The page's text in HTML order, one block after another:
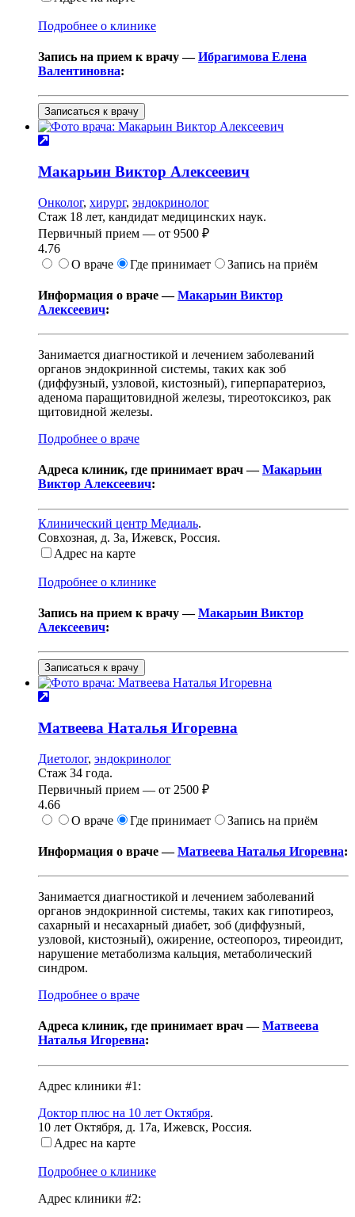
Подробнее о клинике
Запись на прием к врачу —Ибрагимова Елена
Валентиновна:
Записаться к врачу
Макарьин Виктор Алексеевич
Онколог, хирург, эндокринолог
Стаж 18 лет, кандидат медицинских наук.
Первичный прием — от 9500 ₽
4.76
О враче
Где принимает Запись на приём
Информация о враче —Макарьин Виктор
Алексеевич:
Занимается диагностикой и лечением заболеваний
органов эндокринной системы, таких как зоб
(диффузный, узловой, кистозный), гиперпаратериоз,
аденома паращитовидной железы, тиреотоксикоз, рак
щитовидной железы.
Подробнее о враче
Адреса клиник, где принимает врач —Макарьин
Виктор Алексеевич:
Клинический центр Медиаль.
Совхозная, д. 3а, Ижевск, Россия.
Адрес на карте
Подробнее о клинике
Запись на прием к врачу —Макарьин Виктор
Алексеевич:
Записаться к врачу
Матвеева Наталья Игоревна
Диетолог, эндокринолог
Стаж 34 года.
Первичный прием — от 2500 ₽
4.66
О враче
Где принимает Запись на приём
Информация о враче —Матвеева Наталья Игоревна:
Занимается диагностикой и лечением заболеваний
органов эндокринной системы, таких как гипотиреоз,
сахарный и несахарный диабет, зоб (диффузный,
узловой, кистозный), ожирение, остеопороз, тиреоидит,
нарушение метаболизма кальция, метаболический
синдром.
Подробнее о враче
Адреса клиник, где принимает врач —Матвеева
Наталья Игоревна:
Адрес клиники #1:
Доктор плюс на 10 лет Октября.
10 лет Октября, д. 17а, Ижевск, Россия.
Адрес на карте
Подробнее о клинике
Адрес клиники #2: